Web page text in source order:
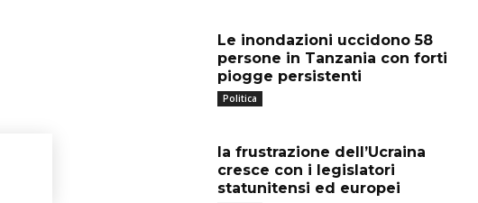
Le inondazioni uccidono 58
persone in Tanzania con forti
piogge persistenti
Politica
la frustrazione dell’Ucraina
cresce con i legislatori
statunitensi ed europei